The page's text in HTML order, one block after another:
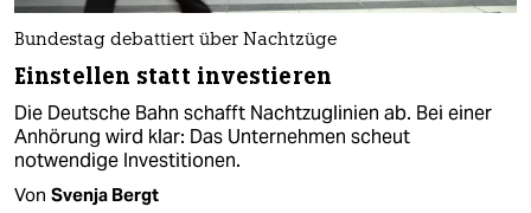
Bundestag debattiert über Nachtzüge
Einstellen statt investieren
Die Deutsche Bahn schafft Nachtzuglinien ab. Bei einer
Anhörung wird klar: Das Unternehmen scheut
notwendige Investitionen.
Von Svenja Bergt